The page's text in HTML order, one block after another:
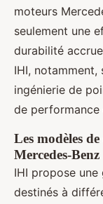
moteurs
seulement une
durabilité
IHI,
ingénierie de
de performance
Les modèles
Mercedes-Benz
IHI propose
destinés à